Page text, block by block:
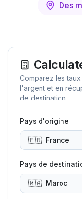
Des
Comparez les
l'argent et en
de destination.
Pays d'origine
🇫🇷 France
Pays de
🇲🇦 Maroc